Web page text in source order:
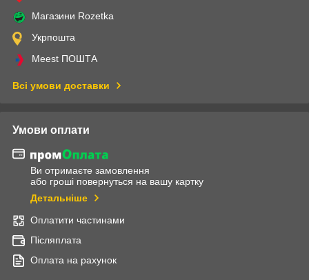
Магазини Rozetka
Укрпошта
Meest ПОШТА
Всі умови доставки
Умови оплати
Ви отримаєте замовлення
або гроші повернуться на вашу картку
Детальніше
Оплатити частинами
Післяплата
Оплата на рахунок